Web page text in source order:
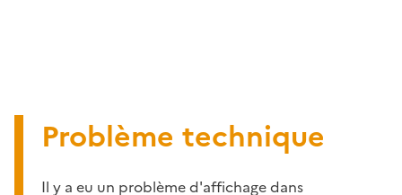
Problème technique
Il y a eu un problème d'affichage dans